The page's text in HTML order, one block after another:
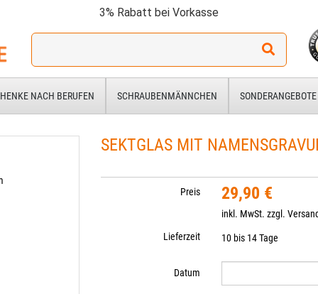
3% Rabatt bei Vorkasse
Ich
für:
NACH BERUFEN SCHRAUBENMÄNNCHEN SONDERANGEBOTE
SEKTGLAS MIT
Preis 29,90 €
inkl. MwSt. zzgl.
Lieferzeit
10 bis 14 Tage
Datum